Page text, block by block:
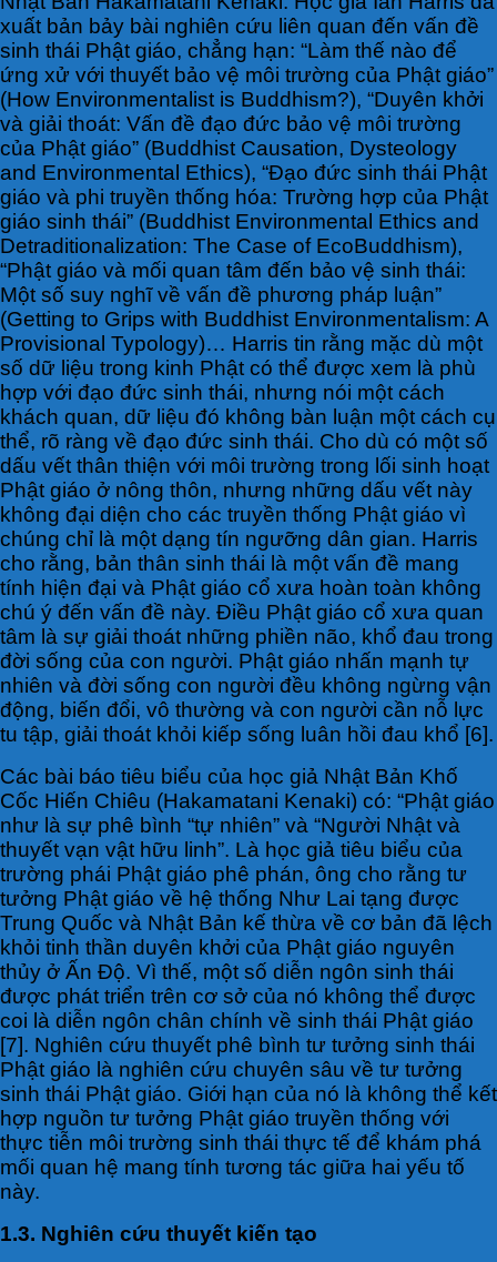
xuất bản bảy bài nghiên cứu liên quan đến vấn đề
sinh thái Phật giáo, chẳng hạn: “Làm thế nào để
ứng xử với thuyết bảo vệ môi trường của Phật giáo”
(How Environmentalist is Buddhism?), “Duyên khởi
và giải thoát: Vấn đề đạo đức bảo vệ môi trường
của Phật giáo” (Buddhist Causation, Dysteology
and Environmental Ethics), “Đạo đức sinh thái Phật
giáo và phi truyền thống hóa: Trường hợp của Phật
giáo sinh thái” (Buddhist Environmental Ethics and
Detraditionalization: The Case of EcoBuddhism),
“Phật giáo và mối quan tâm đến bảo vệ sinh thái:
Một số suy nghĩ về vấn đề phương pháp luận”
(Getting to Grips with Buddhist Environmentalism: A
Provisional Typology)… Harris tin rằng mặc dù một
số dữ liệu trong kinh Phật có thể được xem là phù
hợp với đạo đức sinh thái, nhưng nói một cách
khách quan, dữ liệu đó không bàn luận một cách cụ
thể, rõ ràng về đạo đức sinh thái. Cho dù có một số
dấu vết thân thiện với môi trường trong lối sinh hoạt
Phật giáo ở nông thôn, nhưng những dấu vết này
không đại diện cho các truyền thống Phật giáo vì
chúng chỉ là một dạng tín ngưỡng dân gian. Harris
cho rằng, bản thân sinh thái là một vấn đề mang
tính hiện đại và Phật giáo cổ xưa hoàn toàn không
chú ý đến vấn đề này. Điều Phật giáo cổ xưa quan
tâm là sự giải thoát những phiền não, khổ đau trong
đời sống của con người. Phật giáo nhấn mạnh tự
nhiên và đời sống con người đều không ngừng vận
động, biến đổi, vô thường và con người cần nỗ lực
tu tập, giải thoát khỏi kiếp sống luân hồi đau khổ [6].
Các bài báo tiêu biểu của học giả Nhật Bản Khố
Cốc Hiến Chiêu (Hakamatani Kenaki) có: “Phật giáo
như là sự phê bình “tự nhiên” và “Người Nhật và
thuyết vạn vật hữu linh”. Là học giả tiêu biểu của
trường phái Phật giáo phê phán, ông cho rằng tư
tưởng Phật giáo về hệ thống Như Lai tạng được
Trung Quốc và Nhật Bản kế thừa về cơ bản đã lệch
khỏi tinh thần duyên khởi của Phật giáo nguyên
thủy ở Ấn Độ. Vì thế, một số diễn ngôn sinh thái
được phát triển trên cơ sở của nó không thể được
coi là diễn ngôn chân chính về sinh thái Phật giáo
[7]. Nghiên cứu thuyết phê bình tư tưởng sinh thái
Phật giáo là nghiên cứu chuyên sâu về tư tưởng
sinh thái Phật giáo. Giới hạn của nó là không thể kết
hợp nguồn tư tưởng Phật giáo truyền thống với
thực tiễn môi trường sinh thái thực tế để khám phá
mối quan hệ mang tính tương tác giữa hai yếu tố
này.
1.3. Nghiên cứu thuyết kiến tạo